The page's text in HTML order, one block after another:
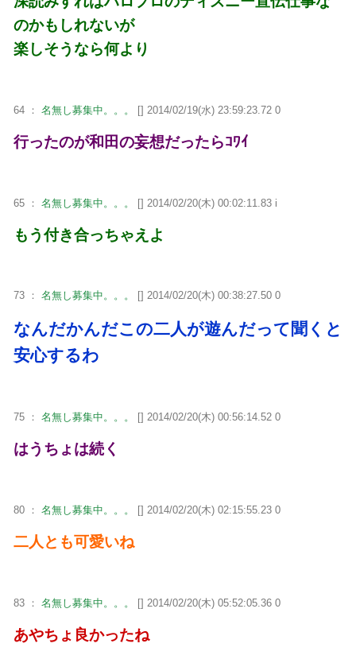
のかもしれないが
楽しそうなら何より
64 ： 名無し募集中。。。 [] 2014/02/19(水) 23:59:23.72 0
行ったのが和田の妄想だったらｺﾜｲ
65 ： 名無し募集中。。。 [] 2014/02/20(木) 00:02:11.83 i
もう付き合っちゃえよ
73 ： 名無し募集中。。。 [] 2014/02/20(木) 00:38:27.50 0
なんだかんだこの二人が遊んだって聞くと
安心するわ
75 ： 名無し募集中。。。 [] 2014/02/20(木) 00:56:14.52 0
はうちょは続く
80 ： 名無し募集中。。。 [] 2014/02/20(木) 02:15:55.23 0
二人とも可愛いね
83 ： 名無し募集中。。。 [] 2014/02/20(木) 05:52:05.36 0
あやちょ良かったね